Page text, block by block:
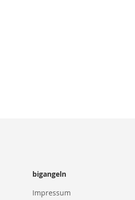
bigangeln
Impressum